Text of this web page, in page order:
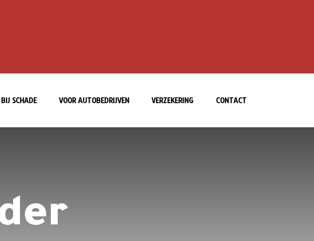
SCHADE VOOR AUTOBEDRIJVEN VERZEKERING CONTACT